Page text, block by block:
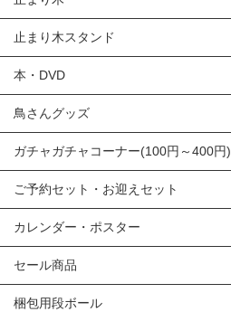
止まり木スタンド
本・DVD
鳥さんグッズ
ガチャガチャコーナー(100円～400円)
ご予約セット・お迎えセット
カレンダー・ポスター
セール商品
梱包用段ボール